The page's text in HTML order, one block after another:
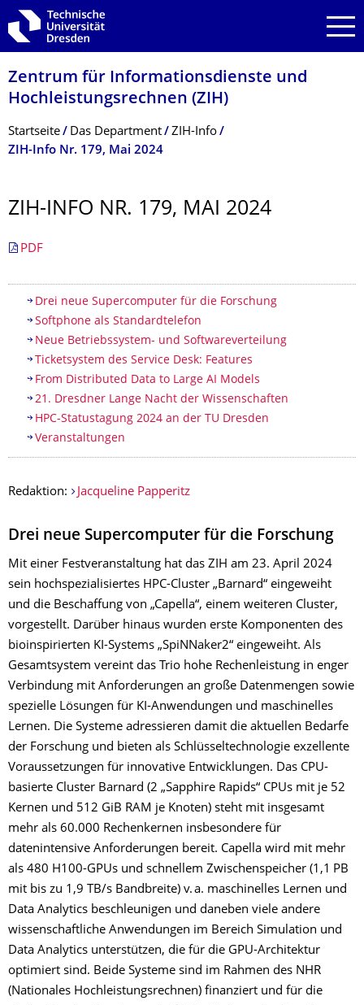
Zur Hauptnavigation springen
Zur Suche springen
Zum Inhalt springen
Zentrum für Informations­dienste und
Hochleistungs­rechnen (ZIH)
Breadcrumb-Menü
Startseite Das Department
ZIH-Info
ZIH-Info Nr. 179, Mai 2024
ZIH-INFO NR. 179, MAI 2024
PDF
Inhaltsverzeichnis
Drei neue Supercomputer für die Forschung
Softphone als Standardtelefon
Neue Betriebssystem- und Softwareverteilung
Ticketsystem des Service Desk: Features
From Distributed Data to Large AI Models
21. Dresdner Lange Nacht der Wissenschaften
HPC-Statustagung 2024 an der TU Dresden
Veranstaltungen
Redaktion: Jacqueline Papperitz
Drei neue Supercomputer für die Forschung
Mit einer Festveranstaltung hat das ZIH am 23. April 2024
sein hochspezialisiertes HPC-Cluster „Barnard“ eingeweiht
und die Beschaffung von „­Capella“, einem weiteren Cluster,
vorgestellt. Darüber hinaus wurden erste Komponenten des
bioinspirierten KI-Systems „SpiNNaker2“ eingeweiht. Als
Gesamtsystem vereint das Trio hohe Rechenleistung in enger
Verbindung mit Anforderungen an große Datenmengen sowie
spezielle Lösungen für KI-Anwendungen und maschinelles
Lernen. Die Systeme adressieren damit die aktuellen Bedarfe
der Forschung und bieten als Schlüsseltechnologie exzellente
Voraussetzungen für innovative Entwicklungen. Das CPU-
basierte Cluster Barnard (2 „Sapphire Rapids“ CPUs mit je 52
Kernen und 512 GiB RAM je Knoten) steht mit insgesamt
mehr als 60.000 Rechenkernen insbesondere für
datenintensive Anforderungen bereit. Capella wird mit mehr
als 480 H100-GPUs und schnellem Zwischenspeicher (1,1 PB
mit bis zu 1,9 TB/s Bandbreite) v. a. maschinelles Lernen und
Data Analytics beschleunigen und daneben viele andere
wissenschaftliche Anwendungen im Bereich Simulation und
Data Analytics unterstützen, die für die GPU-Architektur
optimiert sind. Beide Systeme sind im Rahmen des NHR
(Nationales Hochleistungsrechnen) finanziert und für die